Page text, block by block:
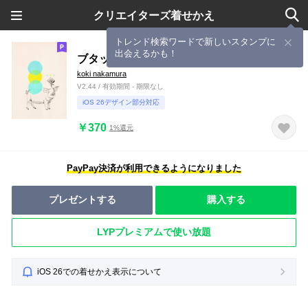
クリエイターズ着せかえ
トレンド検索ワードで新しいスタンプに
出会えるかも！
ブタッパナダイス
koki nakamura
V2.44 / 有効期間 - 期限なし
iOS 26デザイン部分対応
￥370 1%還元
PayPay決済が利用できるようになりました
プレゼントする 購入する
LYPプレミアムで使い放題
iOS 26での着せかえ表示について